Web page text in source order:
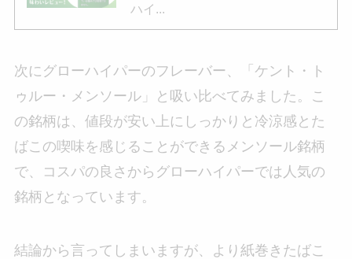
ハイ...
次にグローハイパーのフレーバー、「ケント・ト
ゥルー・メンソール」と吸い比べてみました。こ
の銘柄は、値段が安い上にしっかりと冷涼感とた
ばこの喫味を感じることができるメンソール銘柄
で、コスパの良さからグローハイパーでは人気の
銘柄となっています。
結論から言ってしまいますが、より紙巻きたばこ